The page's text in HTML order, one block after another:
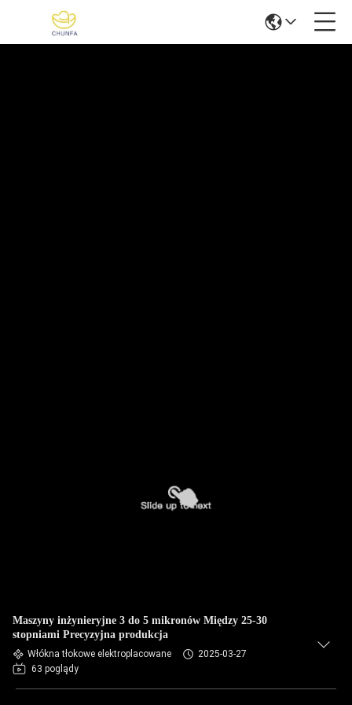
Maszyny inżynieryjne 3 do 5 mikronów Między 25-30
stopniami Precyzyjna produkcja
Włókna tłokowe elektroplacowane
2025-03-27
63 poglądy